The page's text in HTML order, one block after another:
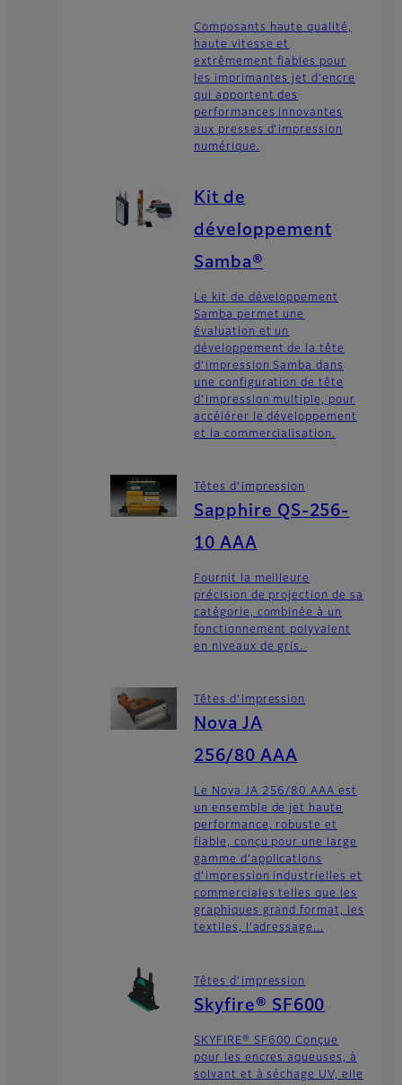
Composants haute qualité,
haute vitesse et
extrêmement fiables pour
les imprimantes jet d’encre
qui apportent des
performances innovantes
aux presses d’impression
numérique.
Kit de
développement
Samba®
Le kit de développement
Samba permet une
évaluation et un
développement de la tête
d’impression Samba dans
une configuration de tête
d’impression multiple, pour
accélérer le développement
et la commercialisation.
Têtes d’impression
Sapphire QS-256-
10 AAA
Fournit la meilleure
précision de projection de sa
catégorie, combinée à un
fonctionnement polyvalent
en niveaux de gris.
Têtes d’impression
Nova JA
256/80 AAA
Le Nova JA 256/80 AAA est
un ensemble de jet haute
performance, robuste et
fiable, conçu pour une large
gamme d’applications
d’impression industrielles et
commerciales telles que les
graphiques grand format, les
textiles, l’adressage...
Têtes d'impression
Skyfire® SF600
SKYFIRE® SF600 Conçue
pour les encres aqueuses, à
solvant et à séchage UV, elle